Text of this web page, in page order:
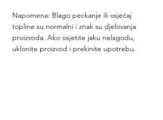
Napomena: Blago peckanje ili osjećaj
topline su normalni i znak su djelovanja
proizvoda. Ako osjetite jaku nelagodu,
uklonite proizvod i prekinite upotrebu.